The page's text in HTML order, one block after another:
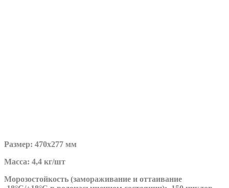
Размер: 470х277 мм
Масса: 4,4 кг/шт
Морозостойкость (замораживание и оттаивание